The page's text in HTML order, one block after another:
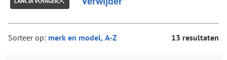
Sorteer op: 13 resultaten